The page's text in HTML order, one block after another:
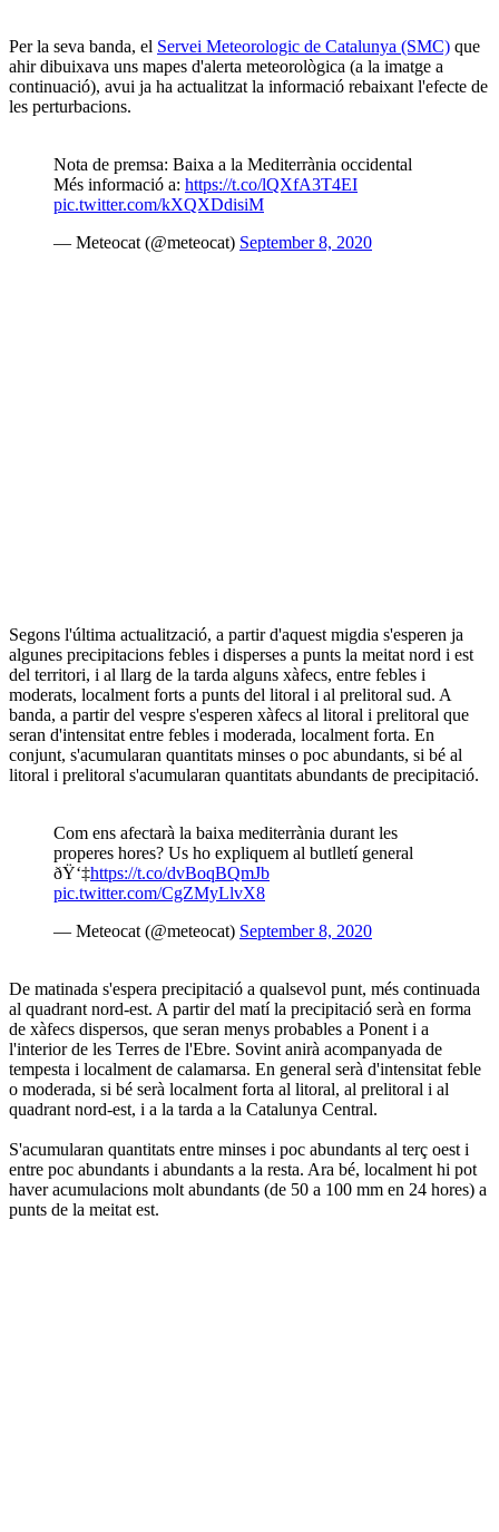
Per la seva banda, el Servei Meteorologic de Catalunya (SMC) que
ahir dibuixava uns mapes d'alerta meteorològica (a la imatge a
continuació), avui ja ha actualitzat la informació rebaixant l'efecte de
les perturbacions.
Nota de premsa: Baixa a la Mediterrània occidental
Més informació a: https://t.co/lQXfA3T4EI
pic.twitter.com/kXQXDdisiM
— Meteocat (@meteocat) September 8, 2020
Segons l'última actualització, a partir d'aquest migdia s'esperen ja
algunes precipitacions febles i disperses a punts la meitat nord i est
del territori, i al llarg de la tarda alguns xàfecs, entre febles i
moderats, localment forts a punts del litoral i al prelitoral sud. A
banda, a partir del vespre s'esperen xàfecs al litoral i prelitoral que
seran d'intensitat entre febles i moderada, localment forta. En
conjunt, s'acumularan quantitats minses o poc abundants, si bé al
litoral i prelitoral s'acumularan quantitats abundants de precipitació.
Com ens afectarà la baixa mediterrània durant les
properes hores? Us ho expliquem al butlletí general
ðŸ‘‡https://t.co/dvBoqBQmJb
pic.twitter.com/CgZMyLlvX8
— Meteocat (@meteocat) September 8, 2020
De matinada s'espera precipitació a qualsevol punt, més continuada
al quadrant nord-est. A partir del matí la precipitació serà en forma
de xàfecs dispersos, que seran menys probables a Ponent i a
l'interior de les Terres de l'Ebre. Sovint anirà acompanyada de
tempesta i localment de calamarsa. En general serà d'intensitat feble
o moderada, si bé serà localment forta al litoral, al prelitoral i al
quadrant nord-est, i a la tarda a la Catalunya Central.
S'acumularan quantitats entre minses i poc abundants al terç oest i
entre poc abundants i abundants a la resta. Ara bé, localment hi pot
haver acumulacions molt abundants (de 50 a 100 mm en 24 hores) a
punts de la meitat est.